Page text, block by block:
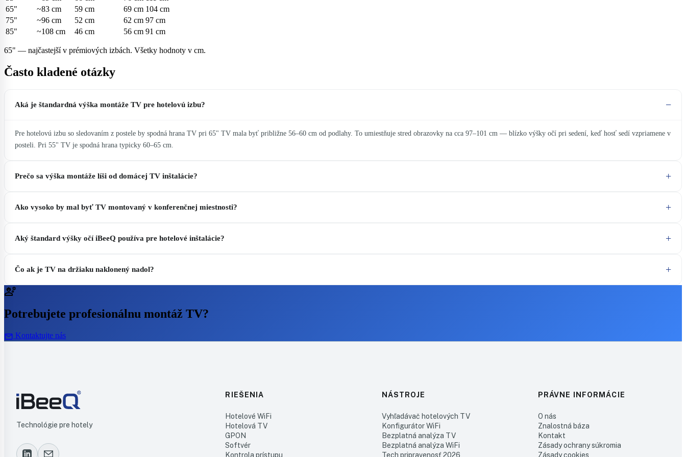
65"
~83 cm 59 cm 69 cm 104 cm
75"
~96 cm 52 cm 62 cm 97 cm
85"
~108 cm 46 cm 56 cm 91 cm
65" — najčastejší v prémiových izbách. Všetky hodnoty v cm.
Často kladené otázky
Aká je štandardná výška montáže TV pre hotelovú izbu?
Pre hotelovú izbu so sledovaním z postele by spodná hrana TV pri 65" TV mala byť približne 56–60 cm od podlahy. To umiestňuje stred obrazovky na cca 97–101 cm — blízko výšky očí pri sedení, keď hosť sedí vzpriamene v
posteli. Pri 55" TV je spodná hrana typicky 60–65 cm.
Prečo sa výška montáže líši od domácej TV inštalácie?
Ako vysoko by mal byť TV montovaný v konferenčnej miestnosti?
Aký štandard výšky očí iBeeQ používa pre hotelové inštalácie?
Čo ak je TV na držiaku naklonený nadol?
engineering
Potrebujete profesionálnu montáž TV?
mail Kontaktujte nás
Technológie pre hotely
RIEŠENIA
Hotelové WiFi
Hotelová TV
GPON
Softvér
Kontrola prístupu
NÁSTROJE
Vyhľadávač hotelových TV
Konfigurátor WiFi
Bezplatná analýza TV
Bezplatná analýza WiFi
Tech pripravenosť 2026
PRÁVNE INFORMÁCIE
O nás
Znalostná báza
Kontakt
Zásady ochrany súkromia
Zásady cookies